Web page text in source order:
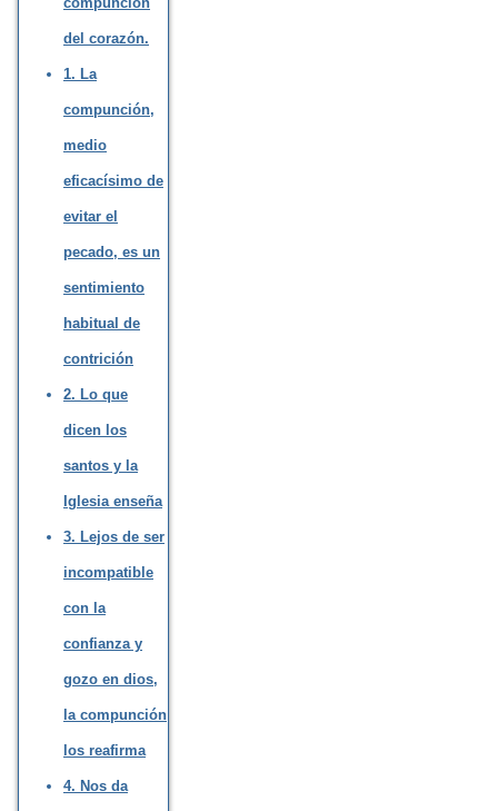
del corazón.
1. La
compunción,
medio
eficacísimo de
evitar el
pecado, es un
sentimiento
habitual de
contrición
2. Lo que
dicen los
santos y la
Iglesia enseña
3. Lejos de ser
incompatible
con la
confianza y
gozo en dios,
la compunción
los reafirma
4. Nos da